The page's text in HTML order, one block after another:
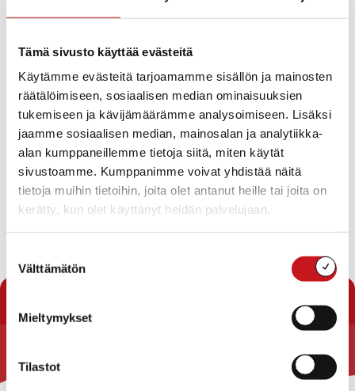
Tämä sivusto käyttää evästeitä
Käytämme evästeitä tarjoamamme sisällön ja mainosten
räätälöimiseen, sosiaalisen median ominaisuuksien
tukemiseen ja kävijämäärämme analysoimiseen. Lisäksi
jaamme sosiaalisen median, mainosalan ja analytiikka-
alan kumppaneillemme tietoja siitä, miten käytät
sivustoamme. Kumppanimme voivat yhdistää näitä
tietoja muihin tietoihin, joita olet antanut heille tai joita on
kerätty, kun olet käyttänyt heidän palvelujaan.
valinta
Välttämätön
Mieltymykset
Tilastot
Sijainti kartalla
Näytä kartta
Rautalammin kunta